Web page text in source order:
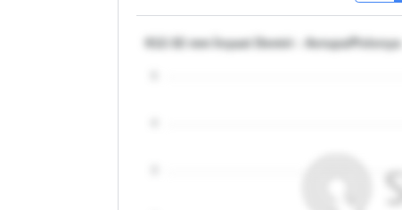
θ12-32 mm İnşaat Demiri - Avrupa/Polonya